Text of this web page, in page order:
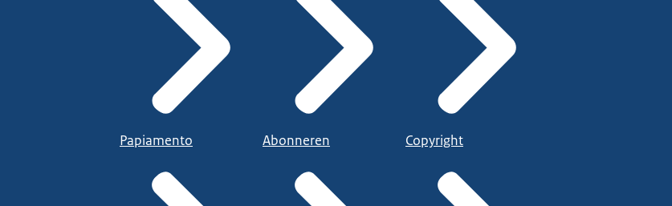
Papiamento Abonneren Copyright